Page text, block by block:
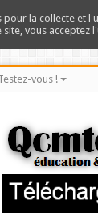
vous !
pour la collecte et
site, vous acceptez